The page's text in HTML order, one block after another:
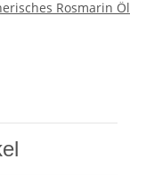
Rosmarin Öl